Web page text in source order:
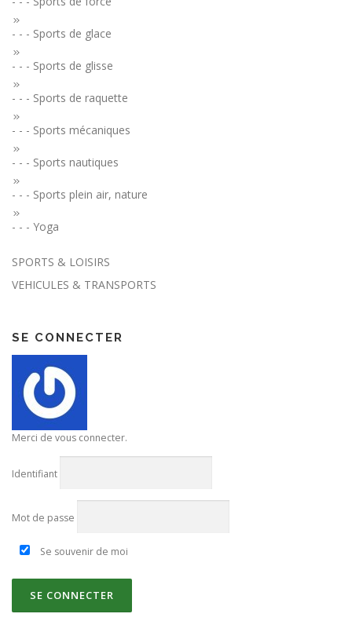
- - - Sports de glace
- - - Sports de glisse
- - - Sports de raquette
- - - Sports mécaniques
- - - Sports nautiques
- - - Sports plein air, nature
- - - Yoga
SPORTS & LOISIRS
VEHICULES & TRANSPORTS
SE CONNECTER
Merci de vous connecter.
Identifiant
Mot de passe
Se souvenir de moi